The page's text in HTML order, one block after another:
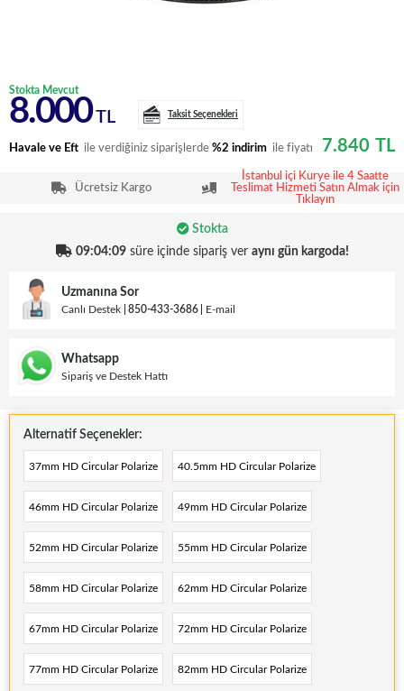
Stokta Mevcut
8.000TL Taksit Seçenekleri
Havale ve Eft ile verdiğiniz siparişlerde %2 indirim ile fiyatı 7.840 TL
Ücretsiz Kargo
İstanbul içi Kurye ile 4 Saatte
Teslimat Hizmeti Satın Almak için
Tıklayın
Stokta
09:04:08süre içinde sipariş ver aynı gün kargoda!
Uzmanına Sor
Canlı Destek 850-433-3686 E-mail
Whatsapp
Sipariş ve Destek Hattı
Alternatif Seçenekler:
37mm HD Circular Polarize 40.5mm HD Circular Polarize
46mm HD Circular Polarize 49mm HD Circular Polarize
52mm HD Circular Polarize 55mm HD Circular Polarize
58mm HD Circular Polarize 62mm HD Circular Polarize
67mm HD Circular Polarize 72mm HD Circular Polarize
77mm HD Circular Polarize 82mm HD Circular Polarize